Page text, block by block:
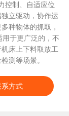
控制、自适应位
立驱动，协作运
种物体的抓取，
于更广泛的，不
床上下料取放工
测等场景。
系方式